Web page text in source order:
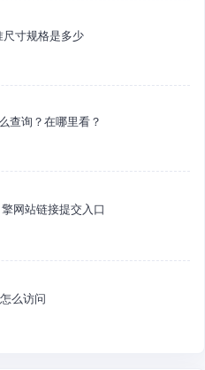
寸规格是多少
查询？在哪里看？
网站链接提交入口
么访问